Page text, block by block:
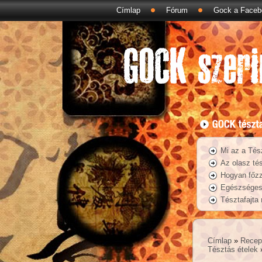
Címlap Fórum Gock a
Mi az a
Az olasz
Hogyan
Tésztafajta
Címlap »
Tésztás ételek